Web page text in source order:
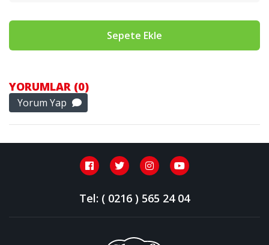
Sepete Ekle
YORUMLAR (0)
Yorum Yap
Tel: ( 0216 ) 565 24 04